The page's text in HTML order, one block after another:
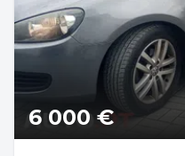
6 000 €